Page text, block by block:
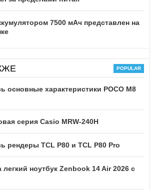
7500 мАч представлен на
основные характеристики POCO M8
серия Casio MRW-240H
рендеры TCL P80 и TCL P80 Pro
легкий ноутбук Zenbook 14 Air 2026 с